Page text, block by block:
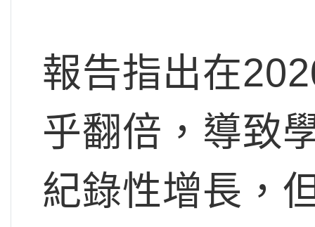
報告指出在
乎翻倍，導致
紀錄性增長，